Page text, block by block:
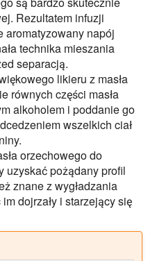
Rezultatem infuzji
aromatyzowany napój
technika mieszania
separacją.
likieru z masła
równych części masła
alkoholem i poddanie go
wszelkich ciał
orzechowego do
uzyskać pożądany profil
znane z wygładzania
dojrzały i starzejący się